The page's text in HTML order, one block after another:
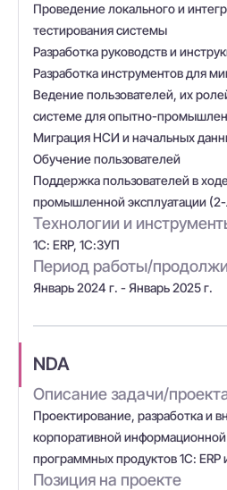
Проведение локального и
тестирования системы
Разработка руководств и
Разработка инструментов для
Ведение пользователей, их
системе для опытно-
Миграция НСИ и начальных
Обучение пользователей
Поддержка пользователей в
промышленной эксплуатации
Технологии и
1С: ERP, 1С:ЗУП
Период работы/
Январь 2024 г. - Январь 2025 г.
NDA
Описание задачи/
Проектирование, разработка и
корпоративной
программных продуктов 1С: ERP
Позиция на проекте